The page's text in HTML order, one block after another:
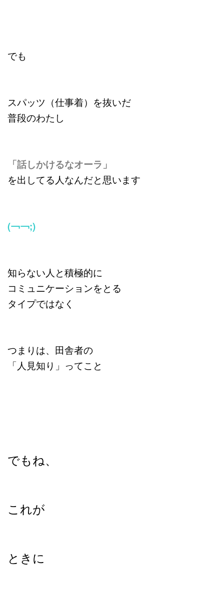
でも
スパッツ（仕事着）を抜いだ
普段のわたし
「話しかけるなオーラ」
を出してる人なんだと思います
(￢￢;)
知らない人と積極的に
コミュニケーションをとる
タイプではなく
つまりは、田舎者の
「人見知り」ってこと
でもね、
これが
ときに